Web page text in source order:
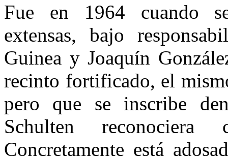
Fue en 1964 cuando
extensas, bajo
Guinea y Joa­quín
recinto fortificado, el
pero que se inscribe
Schulten
Concretamente está